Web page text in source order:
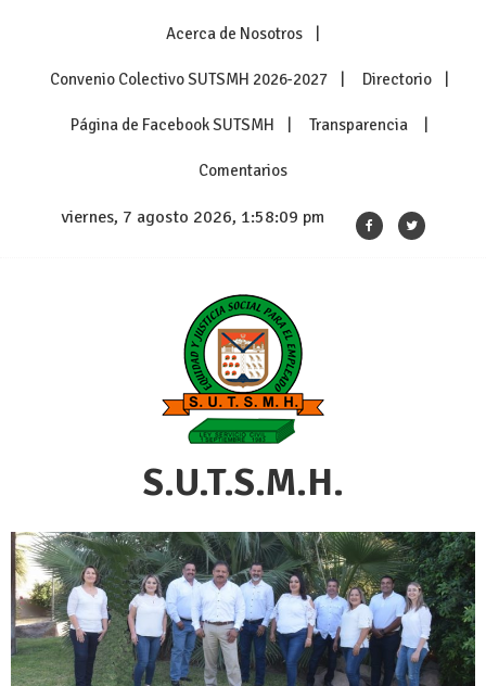
Acerca de Nosotros
Convenio Colectivo SUTSMH 2026-2027 Directorio
Página de Facebook SUTSMH Transparencia
Comentarios
viernes, 7 agosto 2026, 1:58:10 pm
S.U.T.S.M.H.